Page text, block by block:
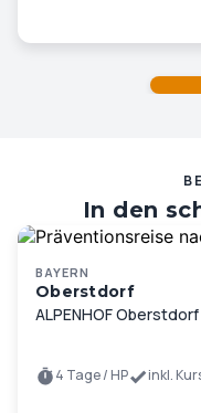
In den
BAYERN
Oberstdorf
ALPENHOF
4 Tage / HP inkl.